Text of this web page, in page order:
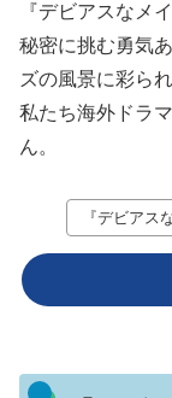
『デビアスなメ
秘密に挑む勇気
ズの風景に彩ら
私たち海外ドラ
ん。
『デビアス